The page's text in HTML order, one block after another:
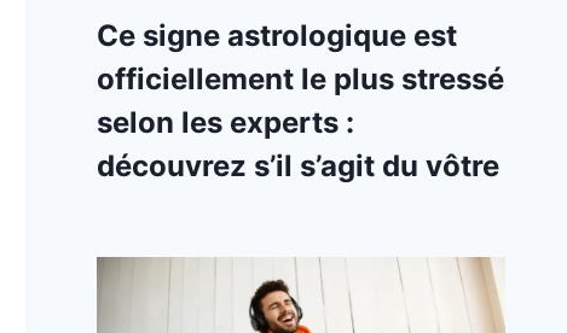
Ce signe astrologique est
officiellement le plus stressé
selon les experts :
découvrez s’il s’agit du vôtre